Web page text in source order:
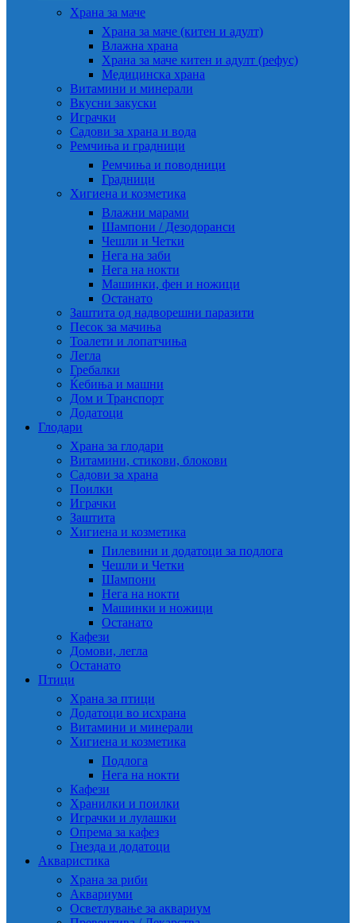
Храна за маче
Храна за маче (китен и адулт)
Влажна храна
Храна за маче китен и адулт (рефус)
Медицинска храна
Витамини и минерали
Вкусни закуски
Играчки
Садови за храна и вода
Ремчиња и градници
Ремчиња и поводници
Градници
Хигиена и козметика
Влажни марами
Шампони / Дезодоранси
Чешли и Четки
Нега на заби
Нега на нокти
Машинки, фен и ножици
Останато
Заштита од надворешни паразити
Песок за мачиња
Тоалети и лопатчиња
Легла
Гребалки
Ќебиња и машни
Дом и Транспорт
Додатоци
Глодари
Храна за глодари
Витамини, стикови, блокови
Садови за храна
Поилки
Играчки
Заштита
Хигиена и козметика
Пилевини и додатоци за подлога
Чешли и Четки
Шампони
Нега на нокти
Машинки и ножици
Останато
Кафези
Домови, легла
Останато
Птици
Храна за птици
Додатоци во исхрана
Витамини и минерали
Хигиена и козметика
Подлога
Нега на нокти
Кафези
Хранилки и поилки
Играчки и лулашки
Опрема за кафез
Гнезда и додатоци
Акваристика
Храна за риби
Аквариуми
Осветлување за аквариум